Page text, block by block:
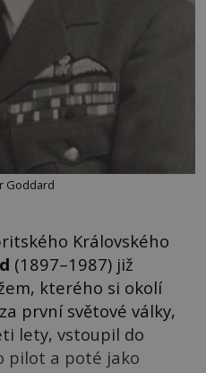
Goddard
Královského
(1897–1987) již
kterého si okolí
první světové války,
lety, vstoupil do
pilot a poté jako